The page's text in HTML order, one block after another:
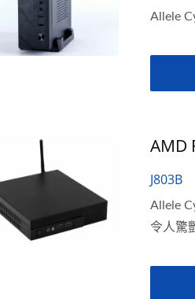
Allele
AMD
J803B
Allele
令人驚